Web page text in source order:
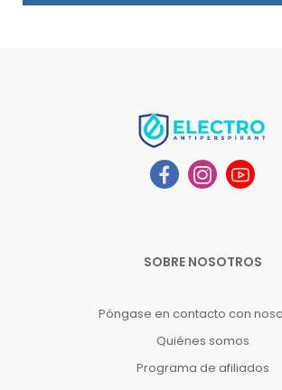
SOBRE NOSOTROS
Póngase en contacto con
Quiénes somos
Programa de afiliados